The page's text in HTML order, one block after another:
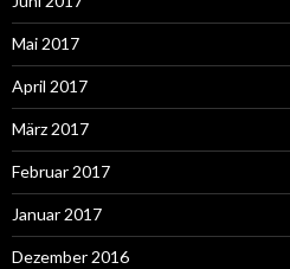
Mai 2017
April 2017
März 2017
Februar 2017
Januar 2017
Dezember 2016